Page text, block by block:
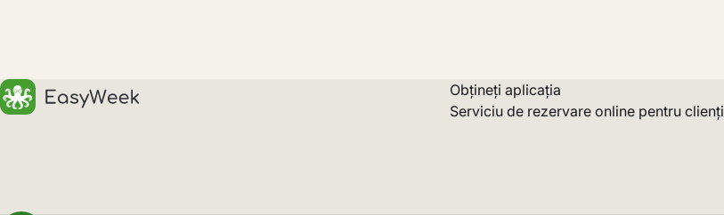
Obțineți aplicația
Serviciu de rezervare online pentru clienți